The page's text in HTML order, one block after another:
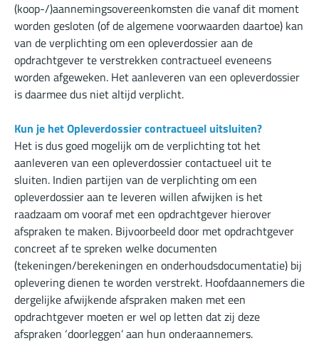
(koop-/)aannemingsovereenkomsten die vanaf dit moment
worden gesloten (of de algemene voorwaarden daartoe) kan
van de verplichting om een opleverdossier aan de
opdrachtgever te verstrekken contractueel eveneens
worden afgeweken. Het aanleveren van een opleverdossier
is daarmee dus niet altijd verplicht.
Kun je het Opleverdossier contractueel uitsluiten?
Het is dus goed mogelijk om de verplichting tot het
aanleveren van een opleverdossier contactueel uit te
sluiten. Indien partijen van de verplichting om een
opleverdossier aan te leveren willen afwijken is het
raadzaam om vooraf met een opdrachtgever hierover
afspraken te maken. Bijvoorbeeld door met opdrachtgever
concreet af te spreken welke documenten
(tekeningen/berekeningen en onderhoudsdocumentatie) bij
oplevering dienen te worden verstrekt. Hoofdaannemers die
dergelijke afwijkende afspraken maken met een
opdrachtgever moeten er wel op letten dat zij deze
afspraken ‘doorleggen’ aan hun onderaannemers.